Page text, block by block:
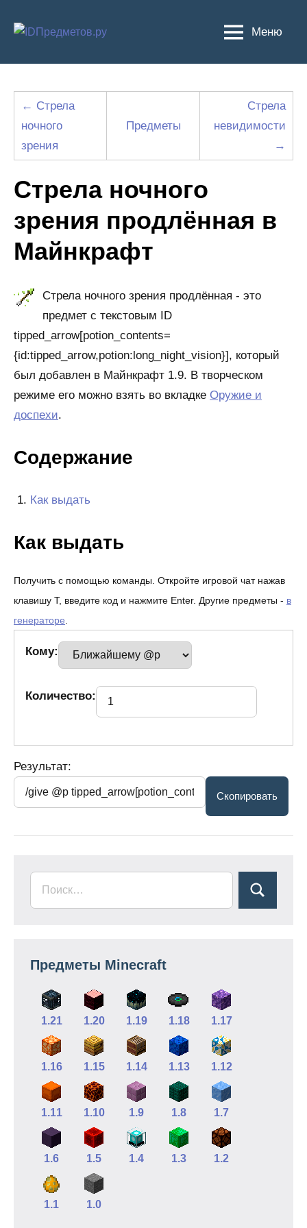
Меню
← Стрела
ночного
зрения
Предметы
Стрела
невидимости
→
Стрела ночного
зрения продлённая в
Майнкрафт
Стрела ночного зрения продлённая - это
предмет с текстовым ID
tipped_arrow[potion_contents=
{id:tipped_arrow,potion:long_night_vision}], который
был добавлен в Майнкрафт 1.9. В творческом
режиме его можно взять во вкладке Оружие и
доспехи.
Содержание
Как выдать
Как выдать
Получить с помощью команды. Откройте игровой чат нажав
клавишу T, введите код и нажмите Enter. Другие предметы - в
генераторе.
Кому:
Количество:
Результат:
Предметы Minecraft
1.21 1.20 1.19 1.18 1.17
1.16 1.15 1.14 1.13 1.12
1.11 1.10 1.9 1.8 1.7
1.6 1.5 1.4 1.3 1.2
1.1 1.0